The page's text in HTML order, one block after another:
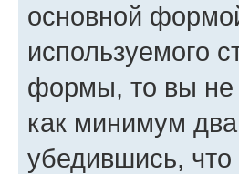
основной
используемого
формы, то вы не
как минимум
убедившись, что